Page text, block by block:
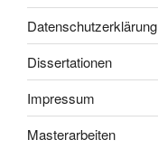
Datenschutzerklärung
Dissertationen
Impressum
Masterarbeiten